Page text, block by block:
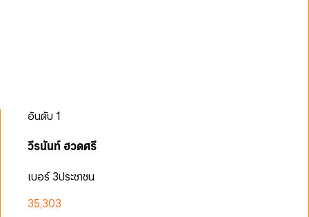
อันดับ 1
วีรนันท์ ฮวดศรี
เบอร์ 3ประชาชน
35,303